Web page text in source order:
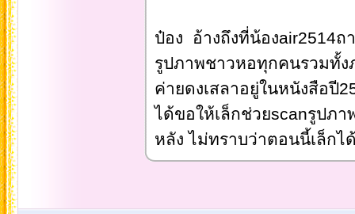
ป๋อง อ้างถึงที่น้องair2514ถ
รูปภาพชาวหอทุกคนรวมทั้
ค่ายดงเสลาอยู่ในหนังสือปี
ได้ขอให้เล็กช่วยscanรูปภ
หลัง ไม่ทราบว่าตอนนี้เล็ก